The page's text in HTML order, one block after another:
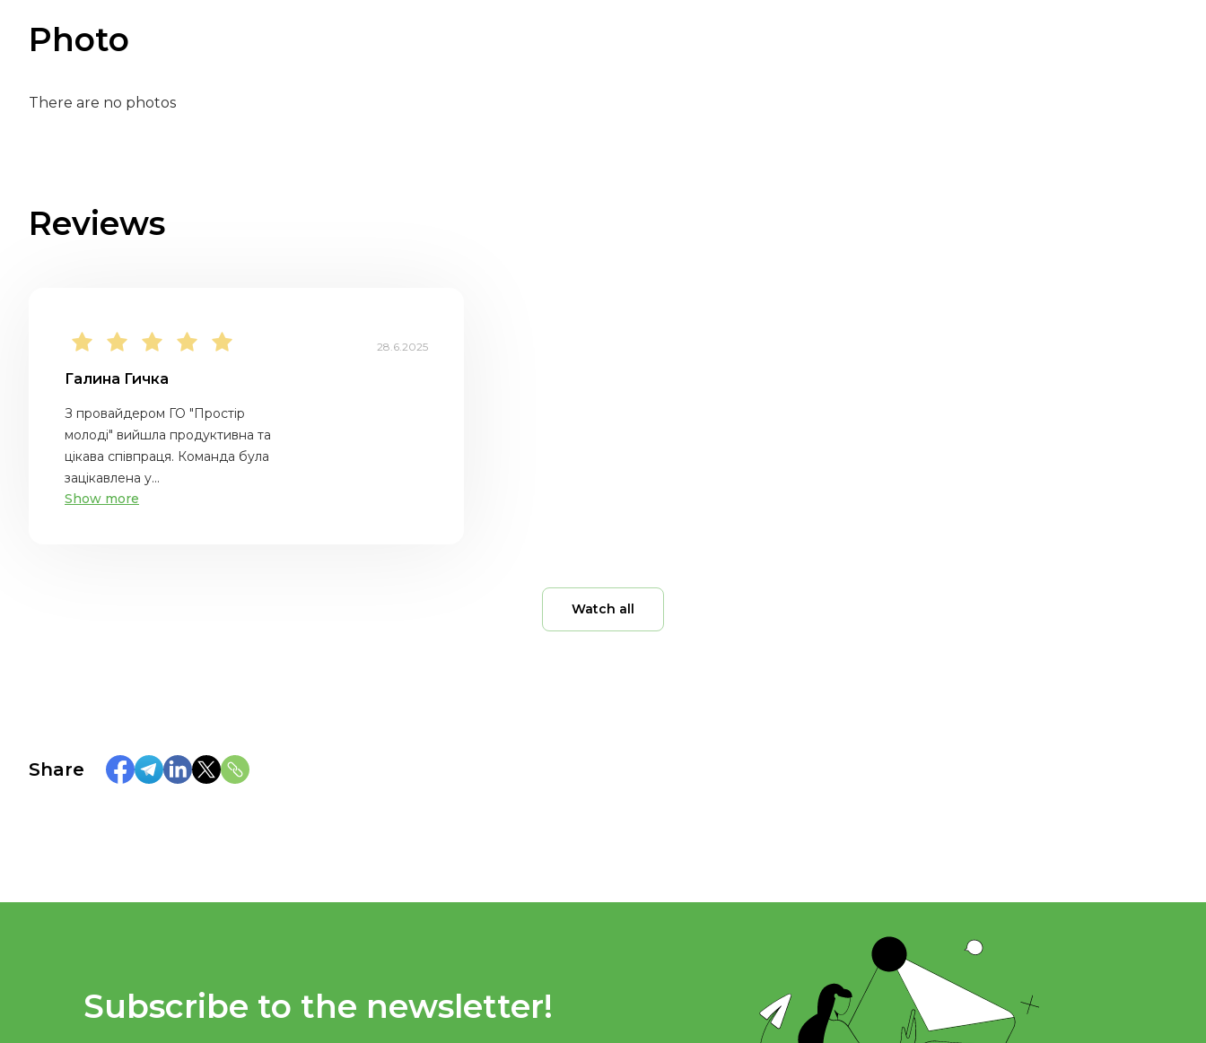
Photo
There are no photos
Reviews
28.6.2025
Галина Гичка
З провайдером ГО "Простір
молоді" вийшла продуктивна та
цікава співпраця. Команда була
зацікавлена у...
Show more
Watch all
Share
Subscribe to the newsletter!